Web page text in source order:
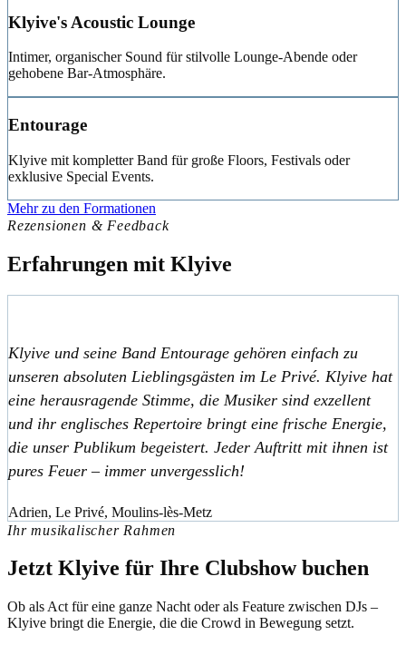
Klyive's Acoustic Lounge
Intimer, organischer Sound für stilvolle Lounge-Abende oder
gehobene Bar-Atmosphäre.
Entourage
Klyive mit kompletter Band für große Floors, Festivals oder
exklusive Special Events.
Mehr zu den Formationen
Rezensionen & Feedback
Erfahrungen mit Klyive
Klyive und seine Band Entourage gehören einfach zu
unseren absoluten Lieblingsgästen im Le Privé. Klyive hat
eine herausragende Stimme, die Musiker sind exzellent
und ihr englisches Repertoire bringt eine frische Energie,
die unser Publikum begeistert. Jeder Auftritt mit ihnen ist
pures Feuer – immer unvergesslich!
Adrien, Le Privé, Moulins-lès-Metz
Ihr musikalischer Rahmen
Jetzt Klyive für Ihre Clubshow buchen
Ob als Act für eine ganze Nacht oder als Feature zwischen DJs –
Klyive bringt die Energie, die die Crowd in Bewegung setzt.